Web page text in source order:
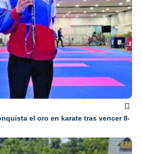
el oro en karate tras vencer 8-